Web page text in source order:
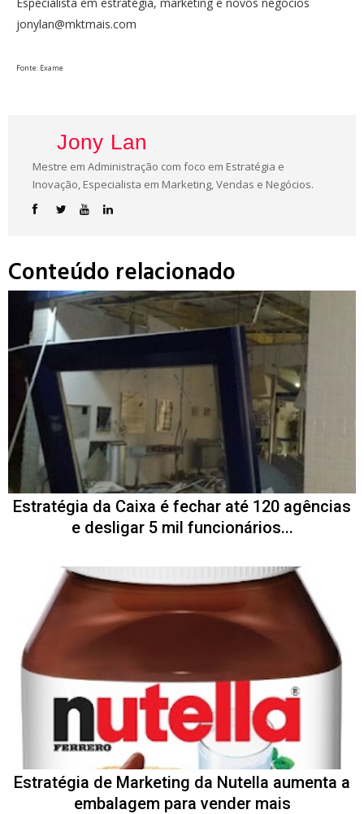
jonylan@mktmais.com
Fonte: Exame
Jony Lan
Mestre em Administração com foco em Estratégia e
Inovação, Especialista em Marketing, Vendas e Negócios.
Conteúdo relacionado
Estratégia da Caixa é fechar até 120 agências
e desligar 5 mil funcionários...
Estratégia de Marketing da Nutella aumenta a
embalagem para vender mais